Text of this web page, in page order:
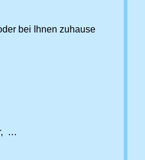
bei Ihnen zuhause
…